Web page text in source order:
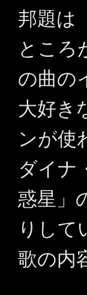
邦題は
ところ
の曲の
大好き
ンが使
ダイナ
惑星」
りして
歌の内